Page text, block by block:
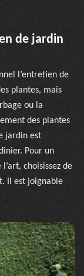
de jardin
l’entretien de
plantes, mais
ou la
des plantes
jardin est
Pour un
choisissez de
Il est joignable